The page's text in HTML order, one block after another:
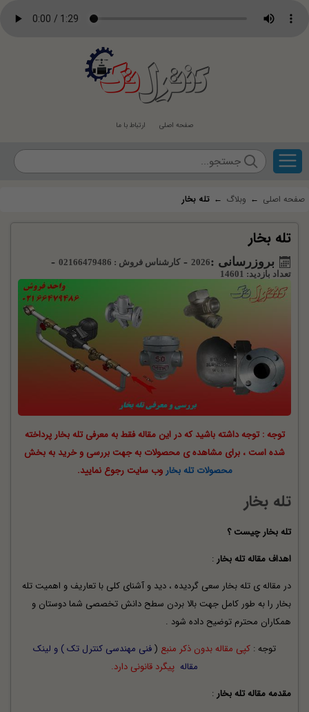
کنترلتک
صفحه اصلی ارتباط با ما
صفحه اصلی ← وبلاگ ← تله بخار
تله بخار
بروزرسانی :2026
-کارشناس فروش : 02166479486 -
تعداد بازدید: 14601
توجه : توجه داشته باشید که در این مقاله فقط به معرفی تله بخار پرداخته
شده است ، برای مشاهده ی محصولات به جهت بررسی و خرید به بخش
محصولات تله بخاروب سایت رجوع نمایید.
تله بخار
تله بخار چیست ؟
اهداف مقاله تله بخار :
در مقاله ی تله بخار سعی گردیده ، دید و آشنای کلی با تعاریف و اهمیت تله
بخار را به طور کامل جهت بالا بردن سطح دانش تخصصی شما دوستان و
همکاران محترم توضیح داده شود .
توجه : کپی مقاله بدون ذکر منبع (فنی مهندسی کنترل تک ) و لینک
مقاله پیگرد قانونی دارد.
مقدمه مقاله تله بخار :